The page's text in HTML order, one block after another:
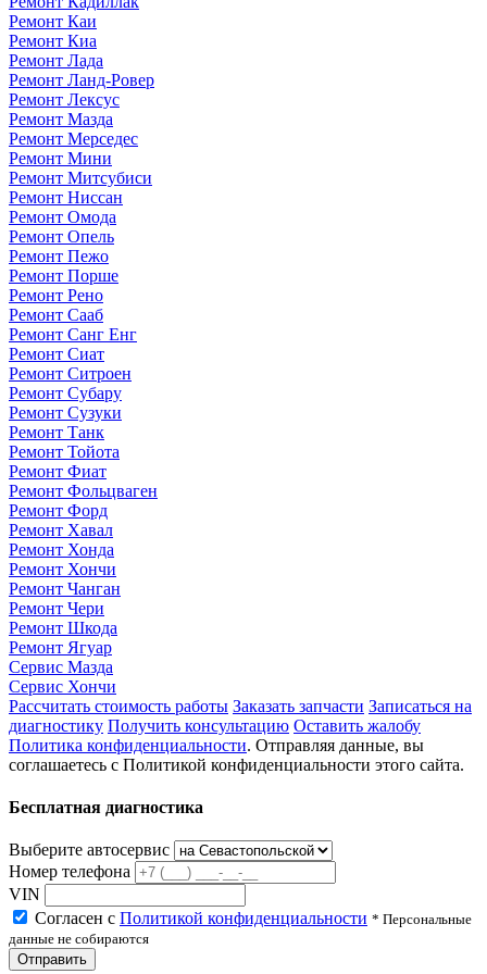
Ремонт Каи
Ремонт Киа
Ремонт Лада
Ремонт Ланд-Ровер
Ремонт Лексус
Ремонт Мазда
Ремонт Мерседес
Ремонт Мини
Ремонт Митсубиси
Ремонт Ниссан
Ремонт Омода
Ремонт Опель
Ремонт Пежо
Ремонт Порше
Ремонт Рено
Ремонт Сааб
Ремонт Санг Енг
Ремонт Сиат
Ремонт Ситроен
Ремонт Субару
Ремонт Сузуки
Ремонт Танк
Ремонт Тойота
Ремонт Фиат
Ремонт Фольцваген
Ремонт Форд
Ремонт Хавал
Ремонт Хонда
Ремонт Хончи
Ремонт Чанган
Ремонт Чери
Ремонт Шкода
Ремонт Ягуар
Сервис Мазда
Сервис Хончи
Рассчитать стоимость работы Заказать запчасти Записаться на
диагностику Получить консультацию Оставить жалобу
Политика конфиденциальности. Отправляя данные, вы
соглашаетесь с Политикой конфиденциальности этого сайта.
Бесплатная диагностика
Выберите автосервис
Номер телефона
VIN
Согласен с Политикой конфиденциальности * Персональные
данные не собираются
Отправить